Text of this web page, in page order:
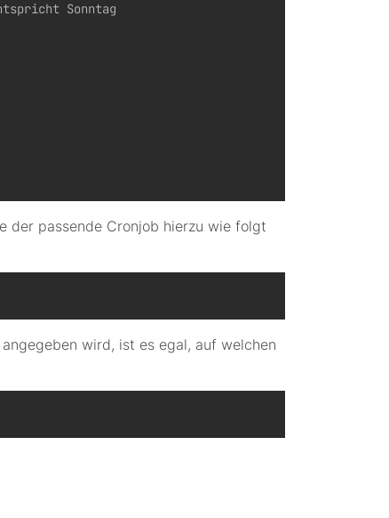
Sonntag
der passende Cronjob hierzu wie folgt
wird, ist es egal, auf welchen